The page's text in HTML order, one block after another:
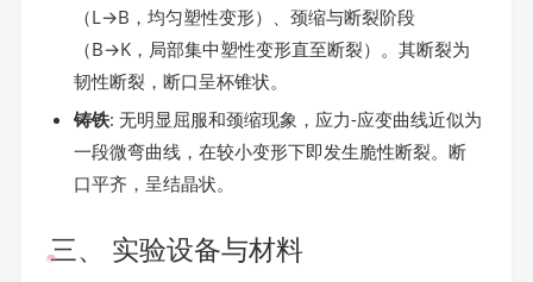
（L→B，均匀塑性变形）、颈缩与断裂阶段
（B→K，局部集中塑性变形直至断裂）。其断裂为
韧性断裂，断口呈杯锥状。
铸铁: 无明显屈服和颈缩现象，应力-应变曲线近似为
一段微弯曲线，在较小变形下即发生脆性断裂。断
口平齐，呈结晶状。
三、 实验设备与材料